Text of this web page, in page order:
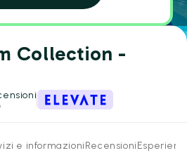
Collection -
e informazioniRecensioni